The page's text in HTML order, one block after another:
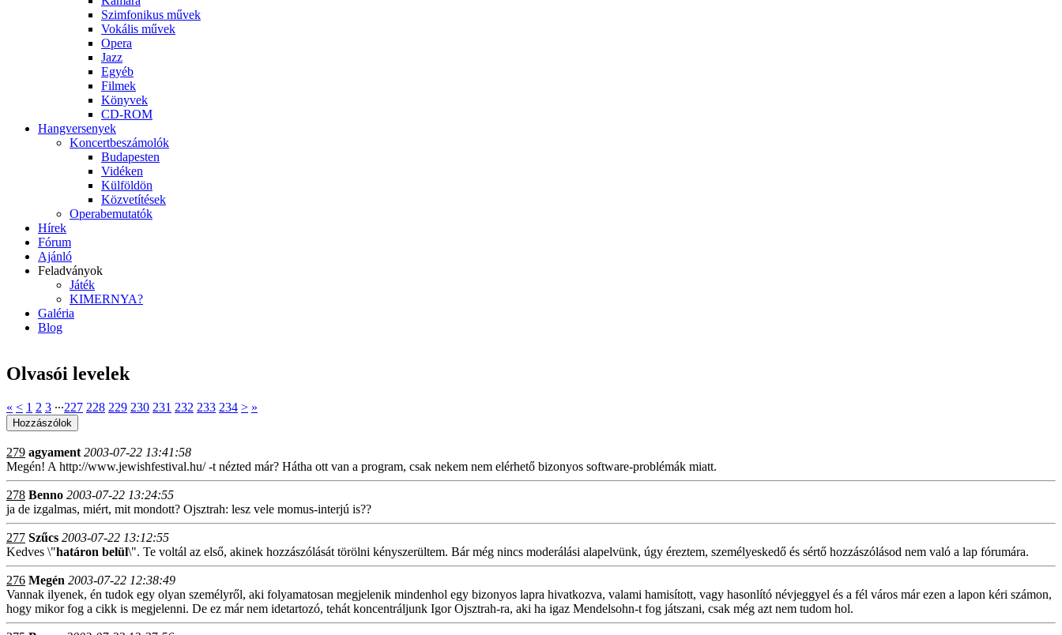
Szimfonikus művek
Vokális művek
Opera
Jazz
Egyéb
Filmek
Könyvek
CD-ROM
Hangversenyek
Koncertbeszámolók
Budapesten
Vidéken
Külföldön
Közvetítések
Operabemutatók
Hírek
Fórum
Ajánló
Feladványok
Játék
KIMERNYA?
Galéria
Blog
Olvasói levelek
« < 1 2 3 ∙∙∙227 228 229 230 231 232 233 234 > »
279 agyament 2003-07-22 13:41:58
Megén! A http://www.jewishfestival.hu/ -t nézted már? Hátha ott van a program, csak nekem nem elérhető bizonyos software-problémák miatt.
278 Benno 2003-07-22 13:24:55
ja de izgalmas, miért, mit mondott? Ojsztrah: lesz vele momus-interjú is??
277 Szűcs 2003-07-22 13:12:55
Kedves \"határon belül\". Te voltál az első, akinek hozzászólását törölni kényszerültem. Bár még nincs moderálási alapelvünk, úgy éreztem, személyeskedő és sértő hozzászólásod nem való a lap fórumára.
276 Megén 2003-07-22 12:38:49
Vannak ilyenek, én tudok egy olyan személyről, aki folyamatosan megjelenik mindenhol egy bizonyos lapra hivatkozva, valami hamisított, vagy hasonlító névjeggyel és a fél város már ezen a lapon kéri számon,
hogy mikor fog a cikk is megjelenni. De ez már nem idetartozó, tehát koncentráljunk Igor Ojsztrah-ra, aki ha igaz Mendelsohn-t fog játszani, csak még azt nem tudom hol.